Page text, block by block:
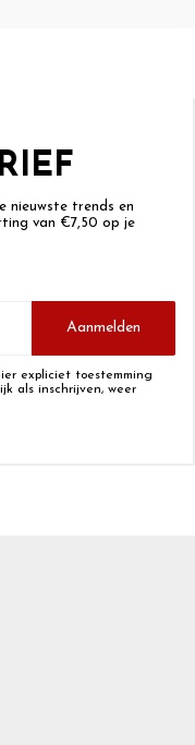
nieuwste trends en
van €7,50 op je
Aanmelden
expliciet toestemming
als inschrijven, weer